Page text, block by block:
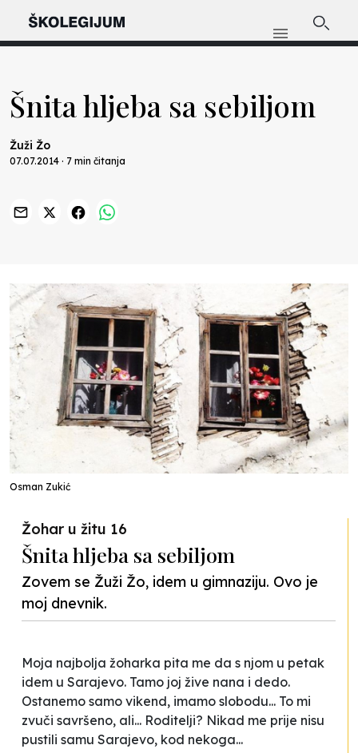
Šnita hljeba sa sebiljom
Žuži Žo
07.07.2014 · 7 min čitanja
Osman Zukić
Žohar u žitu 16
Šnita hljeba sa sebiljom
Zovem se Žuži Žo, idem u gimnaziju. Ovo je
moj dnevnik.
Moja najbolja žoharka pita me da s njom u petak
idem u Sarajevo. Tamo joj žive nana i dedo.
Ostanemo samo vikend, imamo slobodu... To mi
zvuči savršeno, ali... Roditelji? Nikad me prije nisu
pustili samu Sarajevo, kod nekoga...